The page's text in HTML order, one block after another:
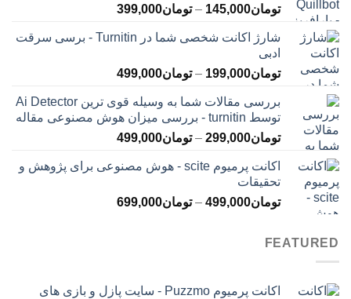
تومان145,000
– تومان399,000محدوده
تومان145,000
تومان399,000
شارژ اکانت شخصی شما در Turnitin - برسی سرقت
ادبی
تومان199,000
– تومان499,000محدوده
تومان199,000
تا
تومان499,000
بررسی مقالات شما به وسیله قوی ترین Ai Detector
توسط turnitin - بررسی میزان هوش مصنوعی مقاله
تومان299,000
– تومان499,000محدوده
تومان299,000
تومان499,000
اکانت پرمیوم scite - هوش مصنوعی برای پژوهش و
تحقیقات
تومان499,000
– تومان699,000محدوده
FEATURED
اکانت پرمیوم Puzzmo - سایت پازل و بازی های